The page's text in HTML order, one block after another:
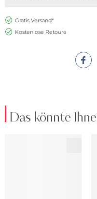
Gratis Versand*
Kostenlose Retoure
Das könnte